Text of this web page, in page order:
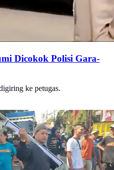
Dicokok Polisi Gara-
ke petugas.